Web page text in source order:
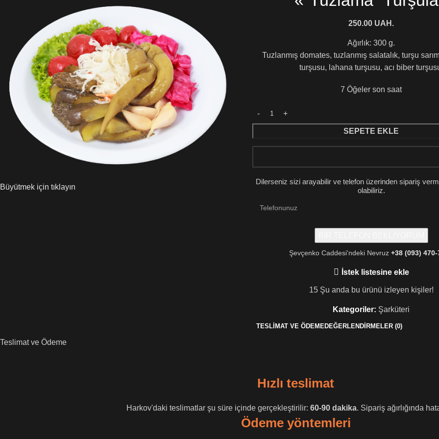
Büyütmek için tıklayın
250.00 UAH.
Ağırlık: 300 g.
Tuzlanmış domates, tuzlanmış salatalık, turşu
turşusu, lahana turşusu, acı biber
7 Öğeler son saat
SEPETE EKLE
Dilerseniz sizi arayabilir ve telefon üzerinden sipariş
olabiliriz.
Şevçenko Caddesi'ndeki Nevruz+38 (093)
İstek listesine ekle
15 Şu anda bu ürünü izleyen kişiler!
Kategoriler: Şarküteri
TESLIMAT VE ÖDEMEDEĞERLENDIRMELER (0)
Teslimat ve Ödeme
Hızlı teslimat
Harkov'daki teslimatlar şu süre içinde gerçekleştirilir:60-90 dakika. Sipariş ağırlığında
Ödeme yöntemleri